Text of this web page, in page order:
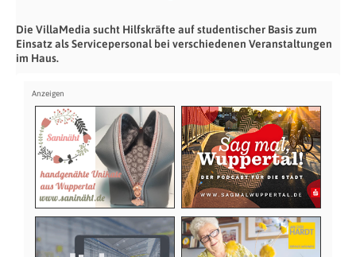
Die VillaMedia sucht Hilfskräfte auf studentischer Basis zum
Einsatz als Servicepersonal bei verschiedenen Veranstaltungen
im Haus.